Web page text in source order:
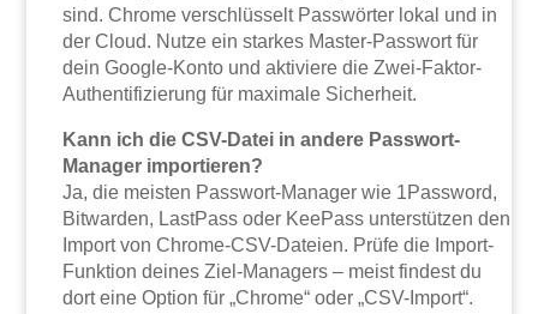
sind. Chrome verschlüsselt Passwörter lokal und in
der Cloud. Nutze ein starkes Master-Passwort für
dein Google-Konto und aktiviere die Zwei-Faktor-
Authentifizierung für maximale Sicherheit.
Kann ich die CSV-Datei in andere Passwort-
Manager importieren?
Ja, die meisten Passwort-Manager wie 1Password,
Bitwarden, LastPass oder KeePass unterstützen den
Import von Chrome-CSV-Dateien. Prüfe die Import-
Funktion deines Ziel-Managers – meist findest du
dort eine Option für „Chrome“ oder „CSV-Import“.